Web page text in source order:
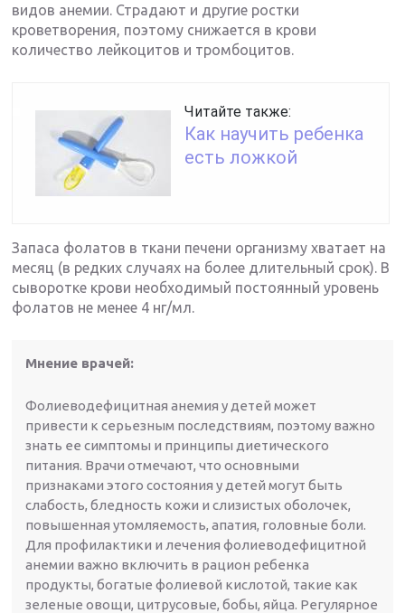
видов анемии. Страдают и другие ростки
кроветворения, поэтому снижается в крови
количество лейкоцитов и тромбоцитов.
Читайте также:
Как научить ребенка
есть ложкой
Запаса фолатов в ткани печени организму хватает на
месяц (в редких случаях на более длительный срок). В
сыворотке крови необходимый постоянный уровень
фолатов не менее 4 нг/мл.
Мнение врачей:
Фолиеводефицитная анемия у детей может
привести к серьезным последствиям, поэтому важно
знать ее симптомы и принципы диетического
питания. Врачи отмечают, что основными
признаками этого состояния у детей могут быть
слабость, бледность кожи и слизистых оболочек,
повышенная утомляемость, апатия, головные боли.
Для профилактики и лечения фолиеводефицитной
анемии важно включить в рацион ребенка
продукты, богатые фолиевой кислотой, такие как
зеленые овощи, цитрусовые, бобы, яйца. Регулярное